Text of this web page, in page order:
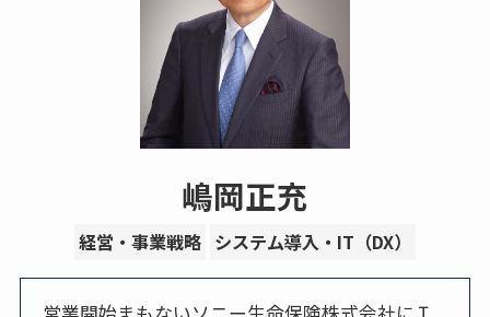
嶋岡正充
経営・事業戦略 システム導入・IT（DX）